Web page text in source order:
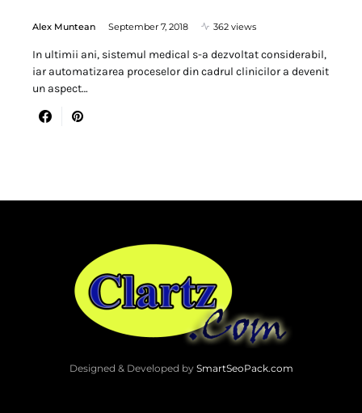
Alex Muntean September 7, 2018 362 views
In ultimii ani, sistemul medical s-a dezvoltat considerabil,
iar automatizarea proceselor din cadrul clinicilor a devenit
un aspect…
Designed & Developed by SmartSeoPack.com